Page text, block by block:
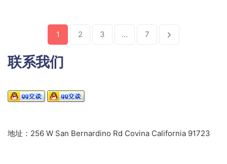
1 2 3 … 7
联系我们
地址：256 W San Bernardino Rd Covina California 91723